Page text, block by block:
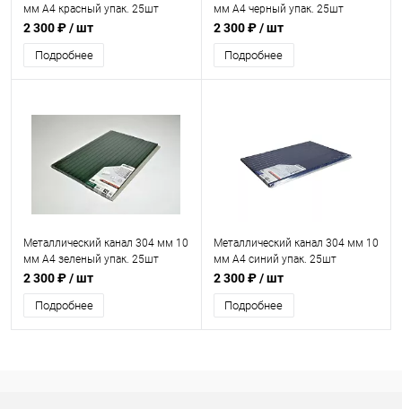
мм А4 красный упак. 25шт
2 300 ₽/ шт
Подробнее
мм А4 черный упак. 25шт
2 300 ₽/ шт
Подробнее
Металлический канал 304 мм 10
мм А4 зеленый упак. 25шт
2 300 ₽/ шт
Подробнее
Металлический канал 304 мм 10
мм А4 синий упак. 25шт
2 300 ₽/ шт
Подробнее